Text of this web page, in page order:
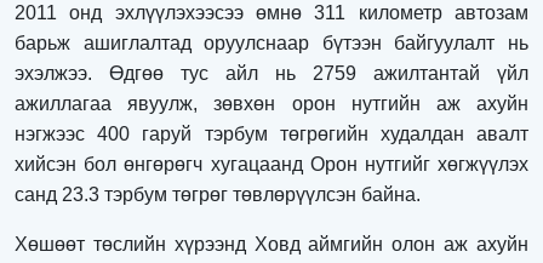
2011 онд эхлүүлэхээсээ өмнө 311 километр автозам
барьж ашиглалтад оруулснаар бүтээн байгуулалт нь
эхэлжээ. Өдгөө тус айл нь 2759 ажилтантай үйл
ажиллагаа явуулж, зөвхөн орон нутгийн аж ахуйн
нэгжээс 400 гаруй тэрбум төгрөгийн худалдан авалт
хийсэн бол өнгөрөгч хугацаанд Орон нутгийг хөгжүүлэх
санд 23.3 тэрбум төгрөг төвлөрүүлсэн байна.
Хөшөөт төслийн хүрээнд Ховд аймгийн олон аж ахуйн